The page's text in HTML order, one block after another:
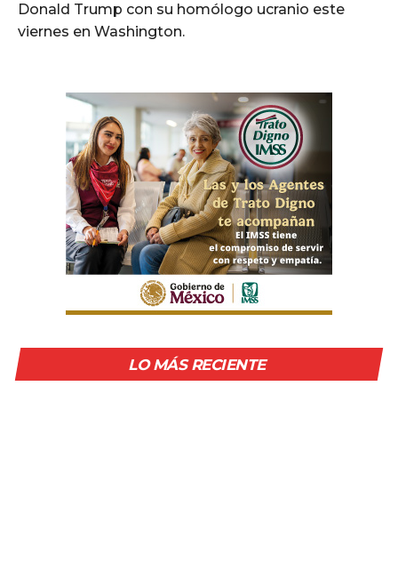
Donald Trump con su homólogo ucranio este
viernes en Washington.
LO MÁS RECIENTE